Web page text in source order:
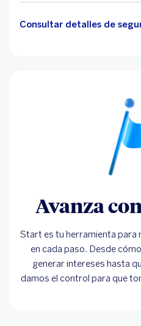
Consultar detalles de
Avanza con
Start es tu herramienta para
en cada paso. Desde
generar intereses hasta
damos el control para que